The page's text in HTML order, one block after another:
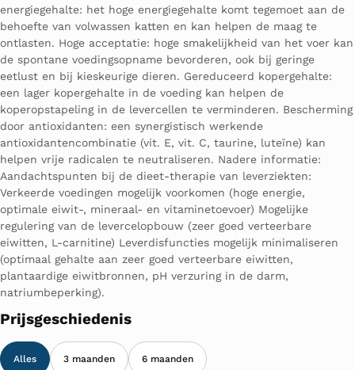
energiegehalte: het hoge energiegehalte komt tegemoet aan de
behoefte van volwassen katten en kan helpen de maag te
ontlasten. Hoge acceptatie: hoge smakelijkheid van het voer kan
de spontane voedingsopname bevorderen, ook bij geringe
eetlust en bij kieskeurige dieren. Gereduceerd kopergehalte:
een lager kopergehalte in de voeding kan helpen de
koperopstapeling in de levercellen te verminderen. Bescherming
door antioxidanten: een synergistisch werkende
antioxidantencombinatie (vit. E, vit. C, taurine, luteïne) kan
helpen vrije radicalen te neutraliseren. Nadere informatie:
Aandachtspunten bij de dieet-therapie van leverziekten:
Verkeerde voedingen mogelijk voorkomen (hoge energie,
optimale eiwit-, mineraal- en vitaminetoevoer) Mogelijke
regulering van de levercelopbouw (zeer goed verteerbare
eiwitten, L-carnitine) Leverdisfuncties mogelijk minimaliseren
(optimaal gehalte aan zeer goed verteerbare eiwitten,
plantaardige eiwitbronnen, pH verzuring in de darm,
natriumbeperking).
Prijsgeschiedenis
Alles 3 maanden 6 maanden